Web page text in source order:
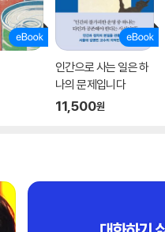
인간으로 사는 일은 하
나의 문제입니다
11,500원